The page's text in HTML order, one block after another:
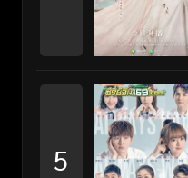
5